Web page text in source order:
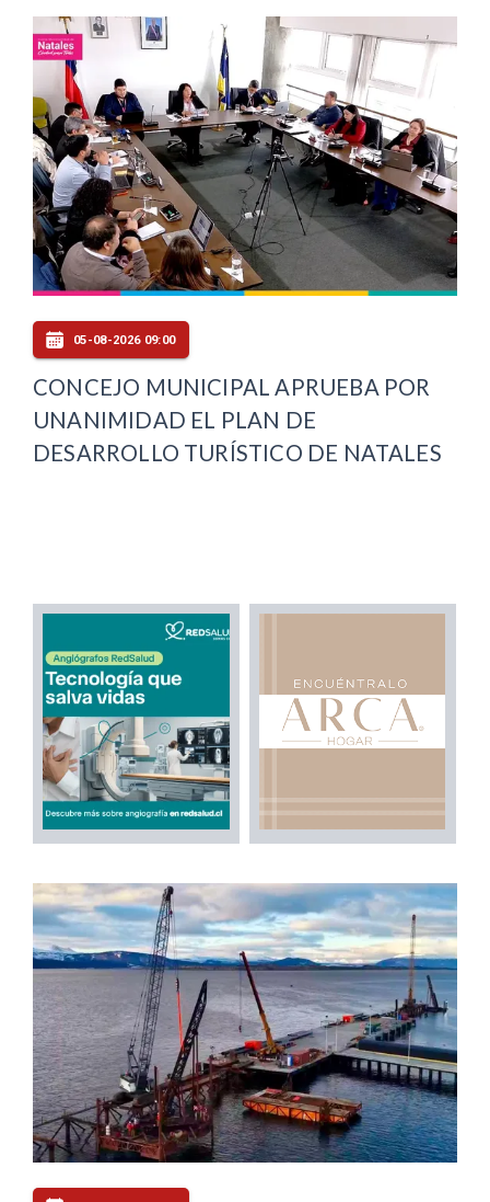
05-08-2026 09:00
CONCEJO MUNICIPAL APRUEBA POR
UNANIMIDAD EL PLAN DE
DESARROLLO TURÍSTICO DE NATALES